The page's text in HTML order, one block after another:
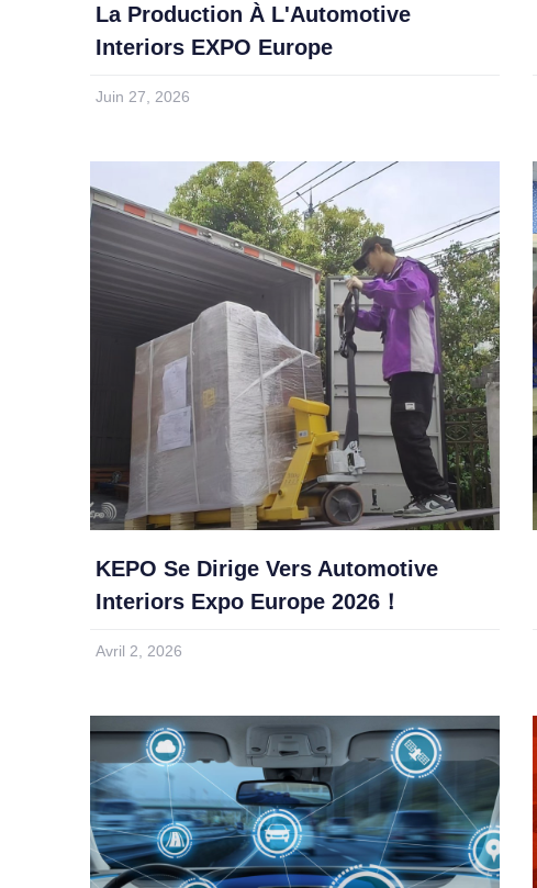
La Production À L'Automotive
Interiors EXPO Europe
Juin 27, 2026
KEPO Se Dirige Vers Automotive
Interiors Expo Europe 2026！
Avril 2, 2026